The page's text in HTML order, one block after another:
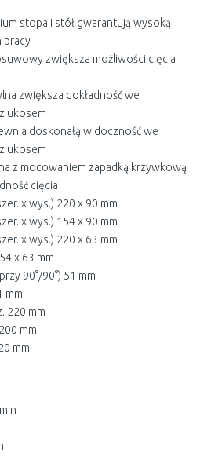
stopa i stół gwarantują wysoką
pracy
zwiększa możliwości cięcia
zwiększa dokładność we
ukosem
doskonałą widoczność we
ukosem
z mocowaniem zapadką krzywkową
cięcia
x wys.) 220 x 90 mm
x wys.) 154 x 90 mm
x wys.) 220 x 63 mm
x 63 mm
90°/90°) 51 mm
mm
220 mm
mm
mm